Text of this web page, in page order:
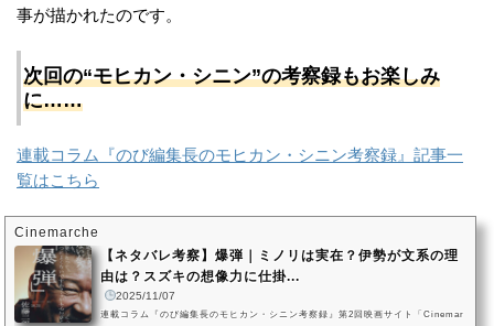
事が描かれたのです。
次回の“モヒカン・シニン”の考察録もお楽しみ
に……
連載コラム『のび編集長のモヒカン・シニン考察録』記事一
覧はこちら
Cinemarche
【ネタバレ考察】爆弾｜ミノリは実在？伊勢が文系の理
由は？スズキの想像力に仕掛...
2025/11/07
連載コラム『のび編集長のモヒカン・シニン考察録』第2回映画サイト「Cinemar